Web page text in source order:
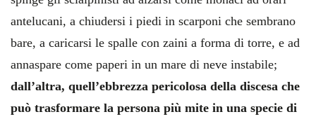
antelucani, a chiudersi i piedi in scarponi che sembrano
bare, a caricarsi le spalle con zaini a forma di torre, e ad
annaspare come paperi in un mare di neve instabile;
dall’altra, quell’ebbrezza pericolosa della discesa che
può trasformare la persona più mite in una specie di